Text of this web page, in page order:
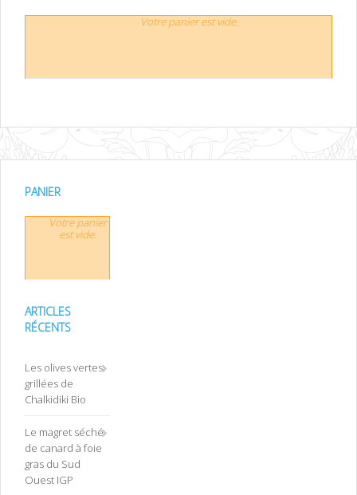
Votre panier est vide.
PANIER
Votre panier
est vide.
ARTICLES
RÉCENTS
Les olives vertes
grillées de
Chalkidiki Bio
Le magret séché
de canard à foie
gras du Sud
Ouest IGP